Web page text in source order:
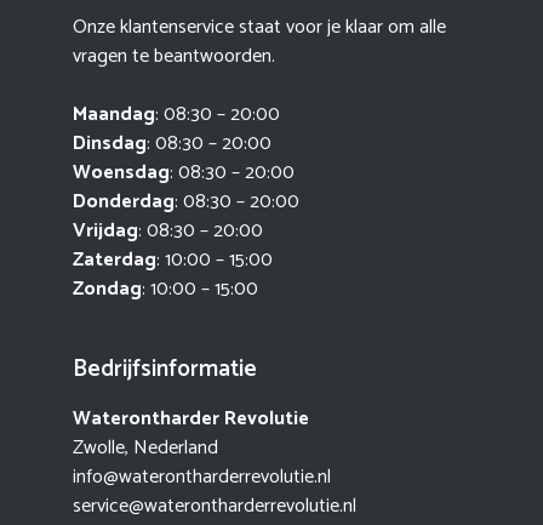
Onze klantenservice staat voor je klaar om alle
vragen te beantwoorden.
Maandag: 08:30 – 20:00
Dinsdag: 08:30 – 20:00
Woensdag: 08:30 – 20:00
Donderdag: 08:30 – 20:00
Vrijdag: 08:30 – 20:00
Zaterdag: 10:00 – 15:00
Zondag: 10:00 – 15:00
Bedrijfsinformatie
Waterontharder Revolutie
Zwolle, Nederland
info@waterontharderrevolutie.nl
service@waterontharderrevolutie.nl